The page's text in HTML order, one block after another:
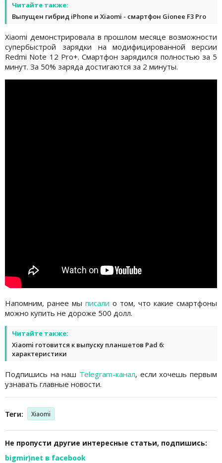
Читайте также:
Выпущен гибрид iPhone и Xiaomi - смартфон Gionee F3 Pro
Xiaomi демонстрировала в прошлом месяце возможности
супербыстрой зарядки на модифицированной версии
Redmi Note 12 Pro+. Смартфон зарядился полностью за 5
минут. За 50% заряда достигаются за 2 минуты.
Напомним, ранее мы писали о том, что какие смартфоны
можно купить не дороже 500 долл.
Читайте также:
Xiaomi готовится к выпуску планшетов Pad 6:
характеристики
Подпишись на наш Telegram-канал, если хочешь первым
узнавать главные новости.
Теги: Xiaomi
Не пропусти другие интересные статьи, подпишись:
bigmir)net в facebook